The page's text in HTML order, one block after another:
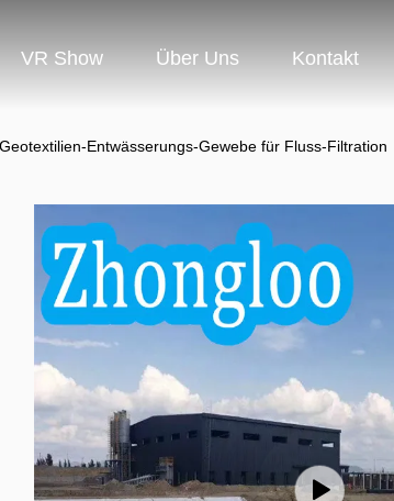
VR Show Über Uns Kontakt
Entwässerungs-Gewebe für Fluss-Filtration